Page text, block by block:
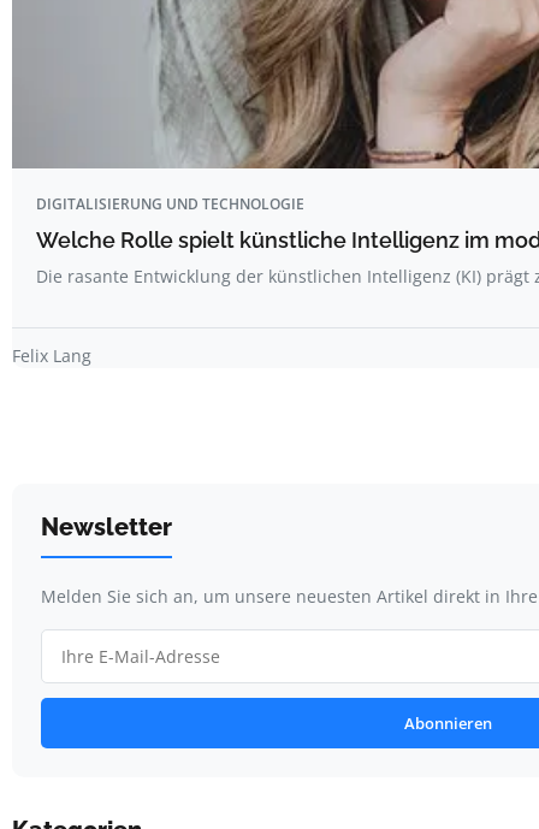
DIGITALISIERUNG UND TECHNOLOGIE
Welche Rolle spielt künstliche Intelligenz im
Die rasante Entwicklung der künstlichen Intelligenz (KI)
Felix Lang
Newsletter
Melden Sie sich an, um unsere neuesten Artikel direkt in
Abonnieren